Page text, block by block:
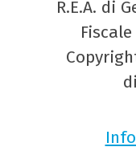
R.E.A. di